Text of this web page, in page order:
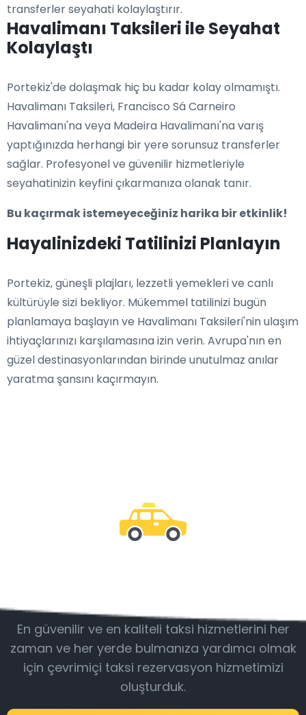
transferler seyahati kolaylaştırır.
Havalimanı Taksileri ile Seyahat
Kolaylaştı
Portekiz'de dolaşmak hiç bu kadar kolay olmamıştı.
Havalimanı Taksileri, Francisco Sá Carneiro
Havalimanı'na veya Madeira Havalimanı'na varış
yaptığınızda herhangi bir yere sorunsuz transferler
sağlar. Profesyonel ve güvenilir hizmetleriyle
seyahatinizin keyfini çıkarmanıza olanak tanır.
Bu kaçırmak istemeyeceğiniz harika bir etkinlik!
Hayalinizdeki Tatilinizi Planlayın
Portekiz, güneşli plajları, lezzetli yemekleri ve canlı
kültürüyle sizi bekliyor. Mükemmel tatilinizi bugün
planlamaya başlayın ve Havalimanı Taksileri'nin ulaşım
ihtiyaçlarınızı karşılamasına izin verin. Avrupa'nın en
güzel destinasyonlarından birinde unutulmaz anılar
yaratma şansını kaçırmayın.
En güvenilir ve en kaliteli taksi hizmetlerini her
zaman ve her yerde bulmanıza yardımcı olmak
için çevrimiçi taksi rezervasyon hizmetimizi
oluşturduk.